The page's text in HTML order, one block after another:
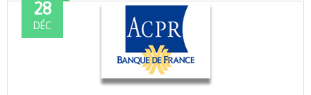
28
DÉC